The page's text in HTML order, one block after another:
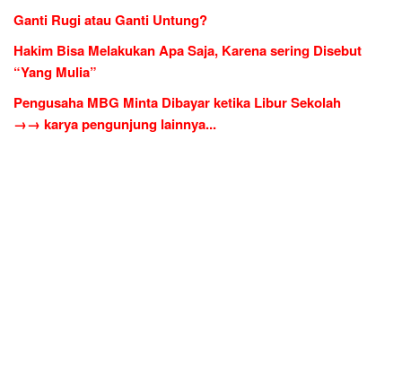
Ganti Rugi atau Ganti Untung?
Hakim Bisa Melakukan Apa Saja, Karena sering Disebut
“Yang Mulia”
Pengusaha MBG Minta Dibayar ketika Libur Sekolah
→→ karya pengunjung lainnya...